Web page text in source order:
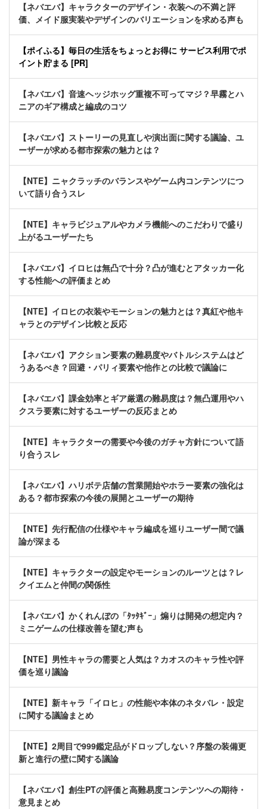
【ネバエバ】キャラクターのデザイン・衣装への不満と評
価、メイド服実装やデザインのバリエーションを求める声も
【ポイふる】毎日の生活をちょっとお得に サービス利用でポ
イント貯まる [PR]
【ネバエバ】音速ヘッジホッグ重複不可ってマジ？早霧とハ
ニアのギア構成と編成のコツ
【ネバエバ】ストーリーの見直しや演出面に関する議論、ユ
ーザーが求める都市探索の魅力とは？
【NTE】ニャクラッチのバランスやゲーム内コンテンツにつ
いて語り合うスレ
【NTE】キャラビジュアルやカメラ機能へのこだわりで盛り
上がるユーザーたち
【ネバエバ】イロヒは無凸で十分？凸が進むとアタッカー化
する性能への評価まとめ
【NTE】イロヒの衣装やモーションの魅力とは？真紅や他キ
ャラとのデザイン比較と反応
【ネバエバ】アクション要素の難易度やバトルシステムはど
うあるべき？回避・パリィ要素や他作との比較で議論に
【ネバエバ】課金効率とギア厳選の難易度は？無凸運用やハ
クスラ要素に対するユーザーの反応まとめ
【NTE】キャラクターの需要や今後のガチャ方針について語
り合うスレ
【ネバエバ】ハリボテ店舗の営業開始やホラー要素の強化は
ある？都市探索の今後の展開とユーザーの期待
【NTE】先行配信の仕様やキャラ編成を巡りユーザー間で議
論が深まる
【NTE】キャラクターの設定やモーションのルーツとは？レ
クイエムと仲間の関係性
【ネバエバ】かくれんぼの「ﾀｯﾀｷﾞｰ」煽りは開発の想定内？
ミニゲームの仕様改善を望む声も
【NTE】男性キャラの需要と人気は？カオスのキャラ性や評
価を巡り議論
【NTE】新キャラ「イロヒ」の性能や本体のネタバレ・設定
に関する議論まとめ
【NTE】2周目で999鑑定品がドロップしない？序盤の装備更
新と進行の壁に関する議論
【ネバエバ】創生PTの評価と高難易度コンテンツへの期待・
意見まとめ